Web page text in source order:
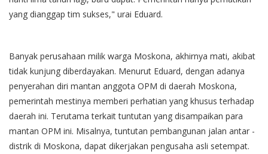
yang dianggap tim sukses," urai Eduard.
Banyak perusahaan milik warga Moskona, akhirnya mati, akibat
tidak kunjung diberdayakan. Menurut Eduard, dengan adanya
penyerahan diri mantan anggota OPM di daerah Moskona,
pemerintah mestinya memberi perhatian yang khusus terhadap
daerah ini. Terutama terkait tuntutan yang disampaikan para
mantan OPM ini. Misalnya, tuntutan pembangunan jalan antar -
distrik di Moskona, dapat dikerjakan pengusaha asli setempat.